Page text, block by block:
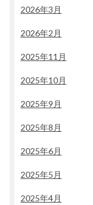
2026年3月
2026年2月
2025年11月
2025年10月
2025年9月
2025年8月
2025年6月
2025年5月
2025年4月